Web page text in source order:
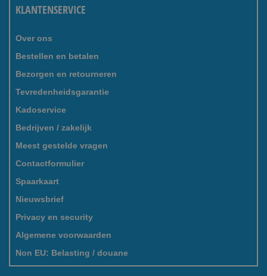
KLANTENSERVICE
Over ons
Bestellen en betalen
Bezorgen en retourneren
Tevredenheidsgarantie
Kadoservice
Bedrijven / zakelijk
Meest gestelde vragen
Contactformulier
Spaarkaart
Nieuwsbrief
Privacy en security
Algemene voorwaarden
Non EU: Belasting / douane